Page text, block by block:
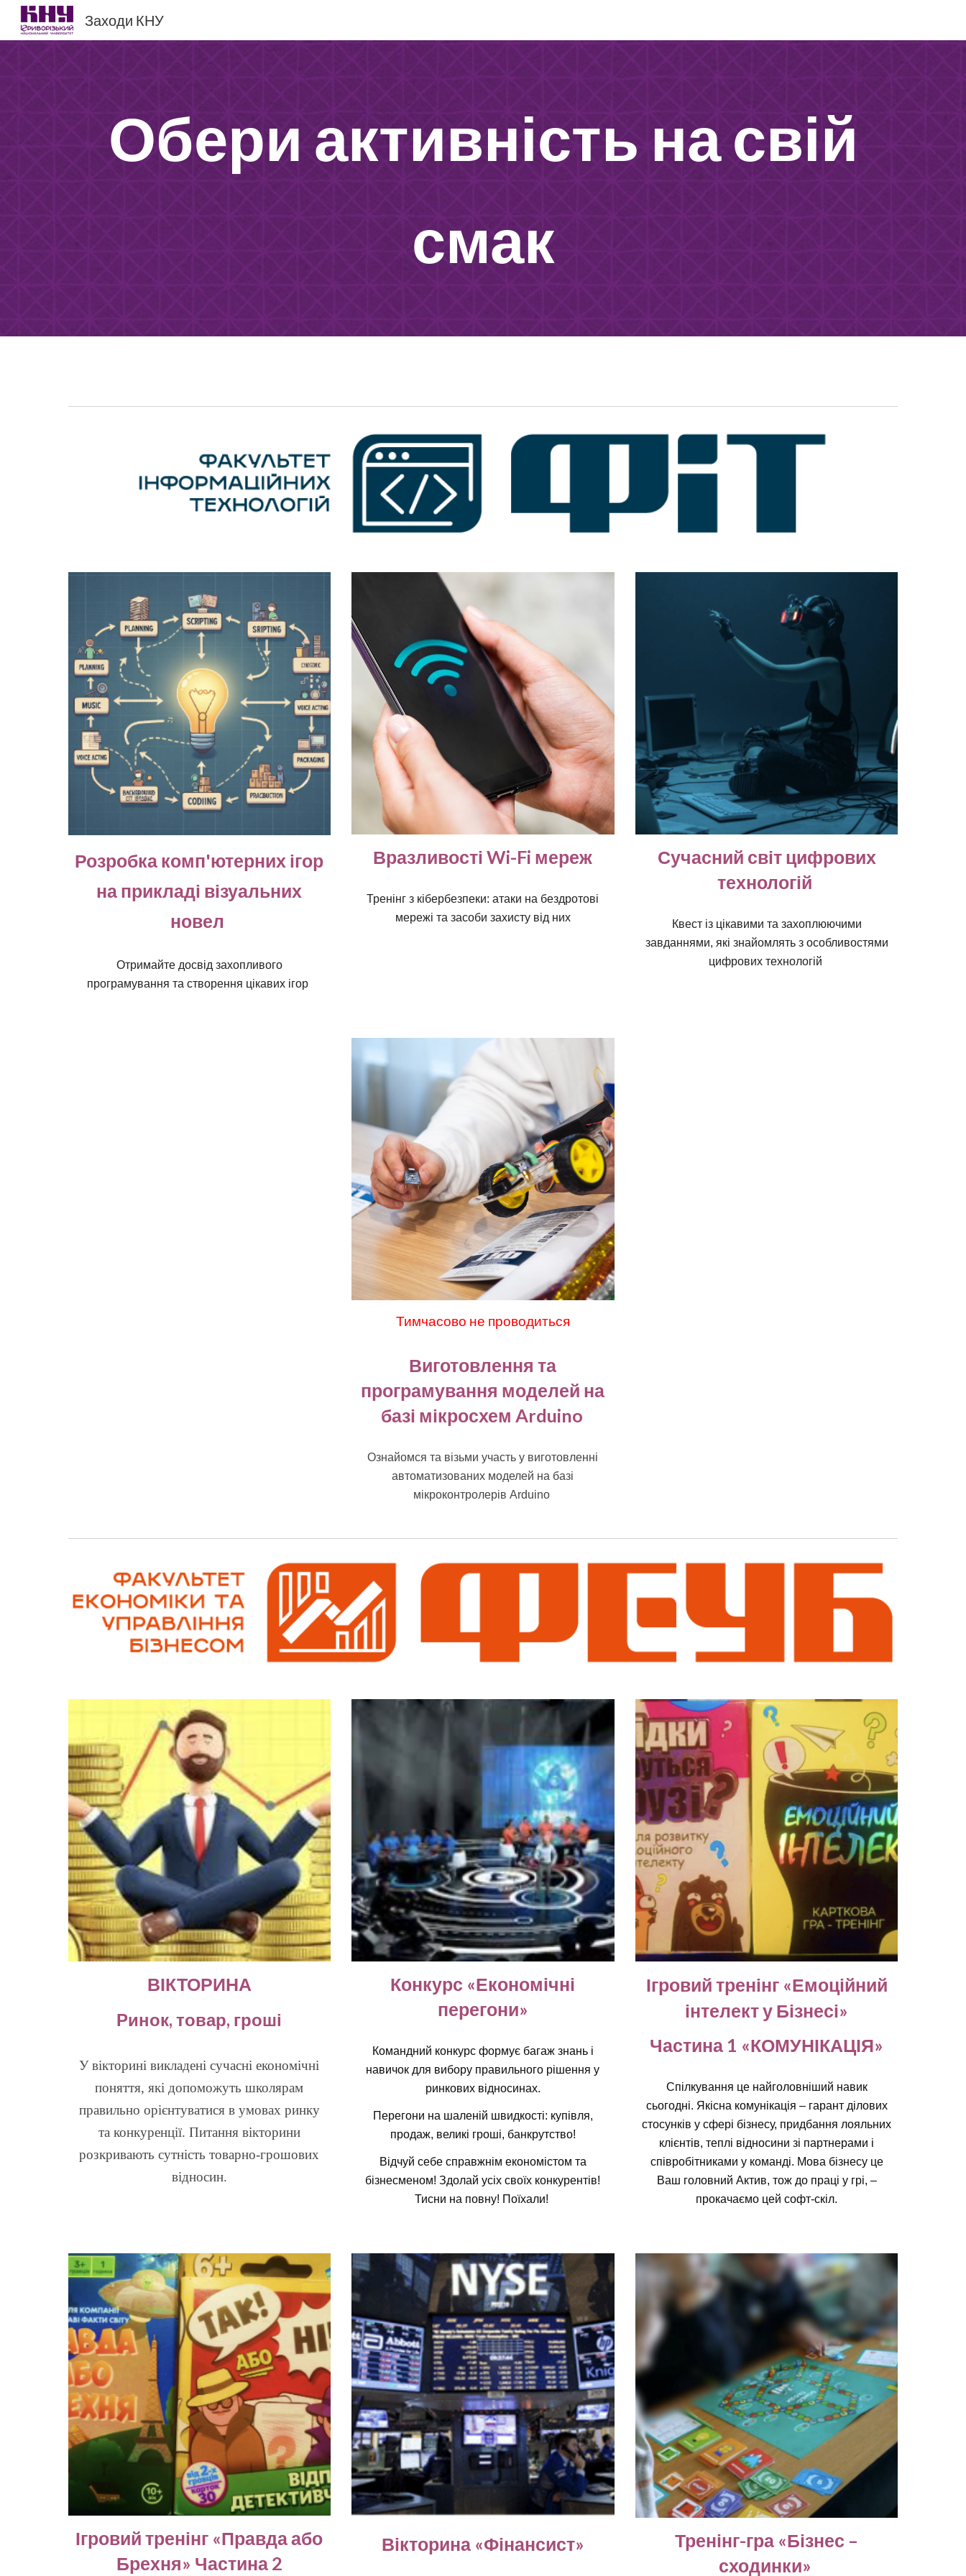
Заходи КНУ
Обери активність на свій
смак
Розробка комп'ютерних ігор
на прикладі візуальних
новел
Отримайте досвід захопливого
програмування та створення цікавих ігор
Вразливості Wi-Fi мереж
Тренінг з кібербезпеки: атаки на бездротові
мережі та засоби захисту від них
Сучасний світ цифрових
технологій
Квест із цікавими та захоплюючими
завданнями, які знайомлять з особливостями
цифрових технологій
Тимчасово не проводиться
Виготовлення та
програмування моделей на
базі мікросхем Arduino
Ознайомся та візьми участь у виготовленні
автоматизованих моделей на базі
мікроконтролерів Arduino
ВІКТОРИНА
Ринок, товар, гроші
У вікторині викладені сучасні економічні
поняття, які допоможуть школярам
правильно орієнтуватися в умовах ринку
та конкуренції. Питання вікторини
розкривають сутність товарно-грошових
відносин.
Конкурс «Економічні
перегони»
Командний конкурс формує багаж знань і
навичок для вибору правильного рішення у
ринкових відносинах.
Перегони на шаленій швидкості: купівля,
продаж, великі гроші, банкрутство!
Відчуй себе справжнім економістом та
бізнесменом! Здолай усіх своїх конкурентів!
Тисни на повну! Поїхали!
Ігровий тренінг «Емоційний
інтелект у Бізнесі»
Частина 1 «КОМУНІКАЦІЯ»
Спілкування це найголовніший навик
сьогодні. Якісна комунікація – гарант ділових
стосунків у сфері бізнесу, придбання лояльних
клієнтів, теплі відносини зі партнерами і
співробітниками у команді. Мова бізнесу це
Ваш головний Актив, тож до праці у грі, –
прокачаємо цей софт-скіл.
Ігровий тренінг «Правда або
Брехня» Частина 2
Вікторина «Фінансист»
Тренінг-гра «Бізнес –
сходинки»